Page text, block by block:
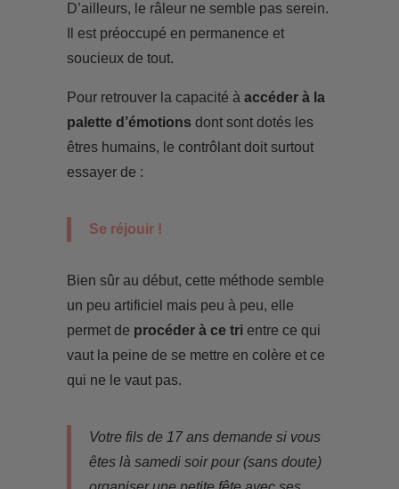
D’ailleurs, le râleur ne semble pas serein.
Il est préoccupé en permanence et
soucieux de tout.
Pour retrouver la capacité à accéder à la
palette d’émotions dont sont dotés les
êtres humains, le contrôlant doit surtout
essayer de :
Se réjouir !
Bien sûr au début, cette méthode semble
un peu artificiel mais peu à peu, elle
permet de procéder à ce trientre ce qui
vaut la peine de se mettre en colère et ce
qui ne le vaut pas.
Votre fils de 17 ans demande si vous
êtes là samedi soir pour (sans doute)